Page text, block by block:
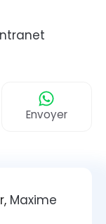
Envoyer
Maxime